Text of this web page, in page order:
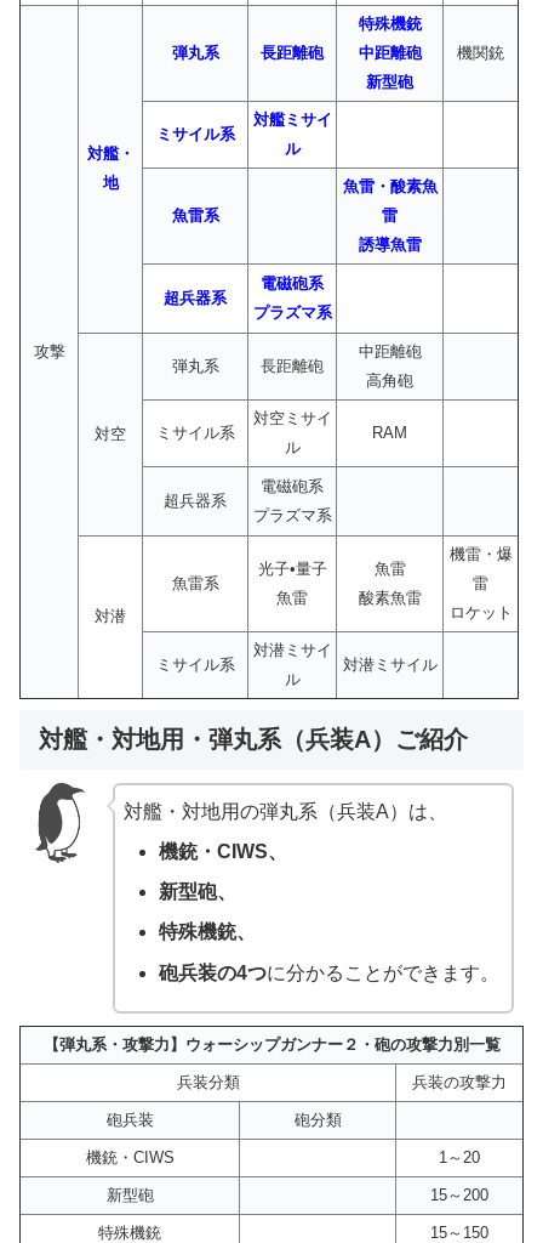
攻撃
対艦・
地
弾丸系 長距離砲
特殊機銃
中距離砲
新型砲
機関銃
ミサイル系
対艦ミサイ
ル
魚雷系
魚雷・酸素魚
雷
誘導魚雷
超兵器系
電磁砲系
プラズマ系
対空
弾丸系 長距離砲
中距離砲
高角砲
ミサイル系
対空ミサイ
ル
RAM
超兵器系
電磁砲系
プラズマ系
対潜
魚雷系
光子•量子
魚雷
魚雷
酸素魚雷
機雷・爆
雷
ロケット
ミサイル系
対潜ミサイ
ル
対潜ミサイル
対艦・対地用・弾丸系（兵装A）ご紹介
対艦・対地用の弾丸系（兵装A）は、
機銃・CIWS、
新型砲、
特殊機銃、
砲兵装の4つに分かることができます。
【弾丸系・攻撃力】ウォーシップガンナー２・砲の攻撃力別一覧
兵装分類 兵装の攻撃力
砲兵装 砲分類
機銃・CIWS 1～20
新型砲 15～200
特殊機銃 15～150